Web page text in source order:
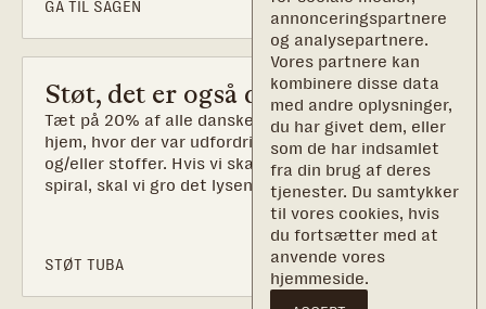
GÅ TIL SAGEN
STØT TUBA
Støt, det er også din sag
Tæt på 20% af alle danskere er vokset op i et
hjem, hvor der var udfordringer med alkohol
og/eller stoffer. Hvis vi skal bryde den mørke
spiral, skal vi gro det lysende håb.
annonceringspartnere
og analysepartnere.
Vores partnere kan
kombinere disse data
med andre oplysninger,
du har givet dem, eller
som de har indsamlet
fra din brug af deres
tjenester. Du samtykker
til vores cookies, hvis
du fortsætter med at
anvende vores
hjemmeside.